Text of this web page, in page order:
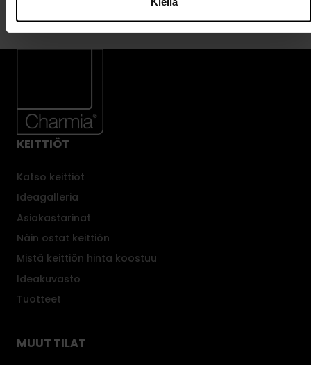
KEITTIÖT
Katso keittiöt
Ideagalleria
Asiakastarinat
Näin ostat keittiön
Mistä keittiön hinta koostuu
Ideakuvasto
Tuotteet
MUUT TILAT